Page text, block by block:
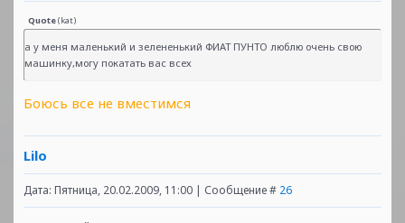
Quote(kat)
а у меня маленький и зелененький ФИАТ ПУНТО люблю очень свою
машинку,могу покатать вас всех
Боюсь все не вместимся
Lilo
Дата: Пятница, 20.02.2009, 11:00 | Сообщение # 26